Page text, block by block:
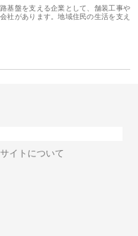
基盤を支える企業として、舗装工事や
社があります。地域住民の生活を支え
イトについて